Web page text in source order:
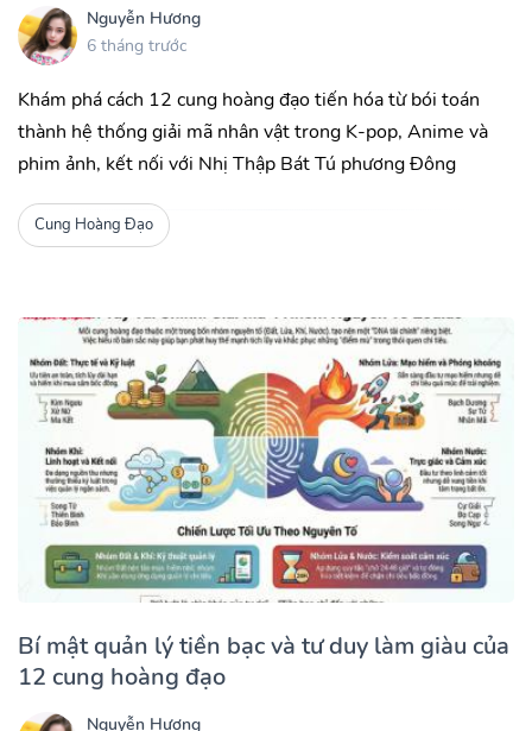
Nguyễn Hương
6 tháng trước
Khám phá cách 12 cung hoàng đạo tiến hóa từ bói toán
thành hệ thống giải mã nhân vật trong K-pop, Anime và
phim ảnh, kết nối với Nhị Thập Bát Tú phương Đông
Cung Hoàng Đạo
Bí mật quản lý tiền bạc và tư duy làm giàu của
12 cung hoàng đạo
Nguyễn Hương